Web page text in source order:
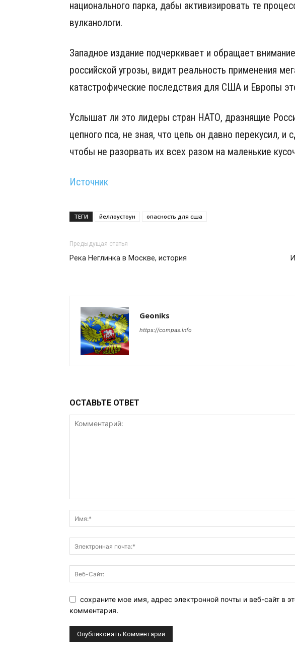
национального парка, дабы активизировать те
вулканологи.
Западное издание подчеркивает и обращает
российской угрозы, видит реальность применения
катастрофические последствия для США и Европы
Услышат ли это лидеры стран НАТО, дразнящие
цепного пса, не зная, что цепь он давно перекусил, и
чтобы не разорвать их всех разом на маленькие
Источник
ТЕГИ йеллоустоун опасность для сша
Предыдущая статья
Река Неглинка в Москве, история
Geoniks
https://compas.info
ОСТАВЬТЕ ОТВЕТ
сохраните мое имя, адрес электронной почты и веб-сайт в
комментария.